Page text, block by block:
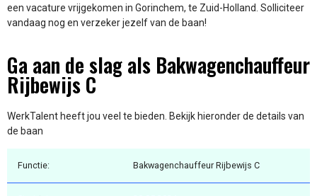
een vacature vrijgekomen in Gorinchem, te Zuid-Holland. Solliciteer
vandaag nog en verzeker jezelf van de baan!
Ga aan de slag als Bakwagenchauffeur
Rijbewijs C
WerkTalent heeft jou veel te bieden. Bekijk hieronder de details van
de baan
Functie: Bakwagenchauffeur Rijbewijs C